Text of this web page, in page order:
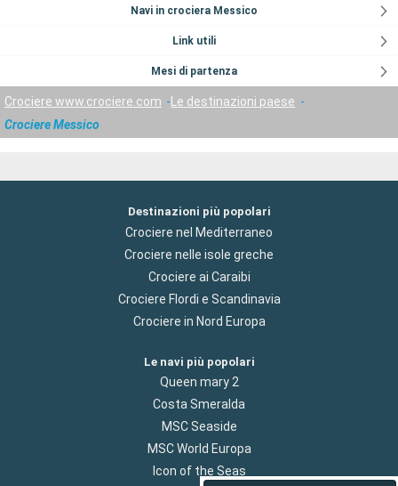
Navi in crociera Messico
Link utili
Mesi di partenza
Crociere www.crociere.com
Le destinazioni paese
Crociere Messico
Destinazioni più popolari
Crociere nel Mediterraneo
Crociere nelle isole greche
Crociere ai Caraibi
Crociere Flordi e Scandinavia
Crociere in Nord Europa
Le navi più popolari
Queen mary 2
Costa Smeralda
MSC Seaside
MSC World Europa
Icon of the Seas